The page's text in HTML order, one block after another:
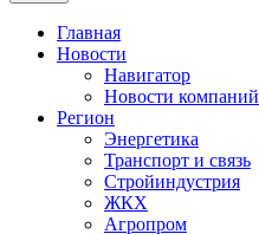
Главная
Новости
Навигатор
Новости компаний
Регион
Энергетика
Транспорт и связь
Стройиндустрия
ЖКХ
Агропром